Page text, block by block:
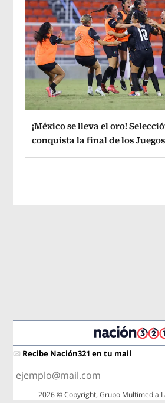
¡México se lleva el oro!
conquista la final de los
Recibe Nación321 en tu mail
2026 © Copyright, Grupo Multimedia